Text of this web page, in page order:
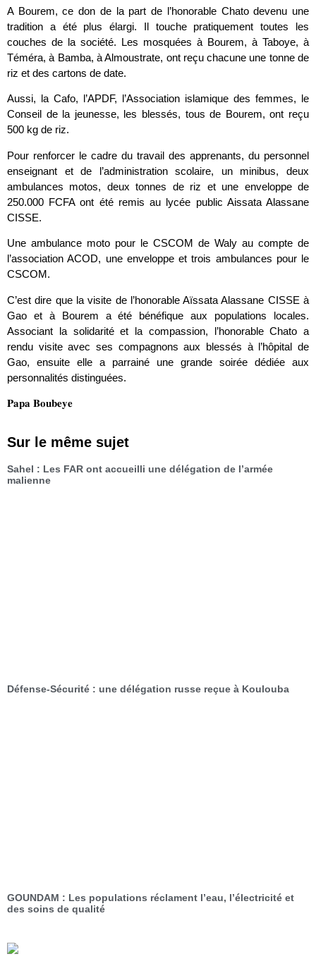
A Bourem, ce don de la part de l’honorable Chato devenu une
tradition a été plus élargi. Il touche pratiquement toutes les
couches de la société. Les mosquées à Bourem, à Taboye, à
Téméra, à Bamba, à Almoustrate, ont reçu chacune une tonne de
riz et des cartons de date.
Aussi, la Cafo, l’APDF, l’Association islamique des femmes, le
Conseil de la jeunesse, les blessés, tous de Bourem, ont reçu
500 kg de riz.
Pour renforcer le cadre du travail des apprenants, du personnel
enseignant et de l’administration scolaire, un minibus, deux
ambulances motos, deux tonnes de riz et une enveloppe de
250.000 FCFA ont été remis au lycée public Aissata Alassane
CISSE.
Une ambulance moto pour le CSCOM de Waly au compte de
l’association ACOD, une enveloppe et trois ambulances pour le
CSCOM.
C’est dire que la visite de l’honorable Aïssata Alassane CISSE à
Gao et à Bourem a été bénéfique aux populations locales.
Associant la solidarité et la compassion, l’honorable Chato a
rendu visite avec ses compagnons aux blessés à l’hôpital de
Gao, ensuite elle a parrainé une grande soirée dédiée aux
personnalités distinguées.
𝐏𝐚𝐩𝐚 𝐁𝐨𝐮𝐛𝐞𝐲𝐞
Sur le même sujet
Sahel : Les FAR ont accueilli une délégation de l’armée
malienne
Défense-Sécurité : une délégation russe reçue à Koulouba
GOUNDAM : Les populations réclament l’eau, l’électricité et
des soins de qualité